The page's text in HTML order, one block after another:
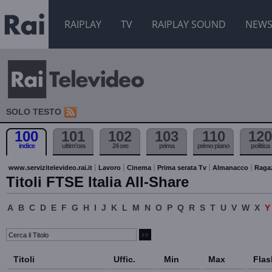
RAIPLAY TV RAIPLAY SOUND NEWS
SOLO TESTO
100
indice
101
ultim'ora
102
24 ore
103
prima
110
primo piano
120
politica
www.servizitelevideo.rai.it Lavoro Cinema Prima serata Tv Almanacco
Titoli FTSE Italia All-Share
A B C D E F G H I J K L M N O P Q R S T U V W X Y
Titoli Uffic. Min Max